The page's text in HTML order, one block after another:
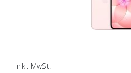
inkl. MwSt.